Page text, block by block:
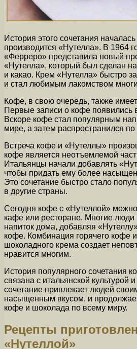
История этого сочетания
производится «Нутелла». В 1964
«Ферреро» представила новый
«Нутелла», который был сделан
и какао. Крем «Нутелла» быстро
и стал любимым лакомством
Кофе, в свою очередь, также
Первые записи о кофе появились
Вскоре кофе стал популярным
мире, а затем распространился
Встреча кофе и «Нутеллы»
кофе является неотъемлемой
Итальянцы начали добавлять
чтобы придать ему более
Это сочетание быстро стало
в другие страны.
Сегодня кофе с «Нутеллой»
кафе или ресторане. Многие люди
напиток дома, добавляя
кофе. Комбинация горячего кофе
шоколадного крема создает
нравится многим.
История популярного сочетания
связана с итальянской культурой
сочетание привлекает людей
насыщенным вкусом, и
кофе и шоколада по всему миру.
Рецепты
«Нутеллой»